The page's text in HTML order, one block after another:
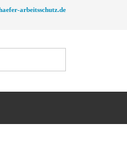
arbeitsschutz.de